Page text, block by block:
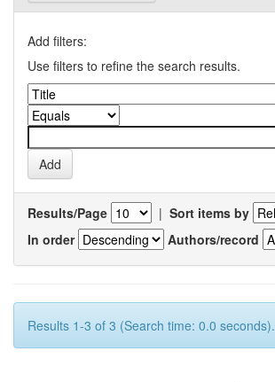
Add filters:
Use filters to refine the search results.
Results/Page | Sort items by
In order
Authors/record
Results 1-3 of 3 (Search time: 0.0 seconds).